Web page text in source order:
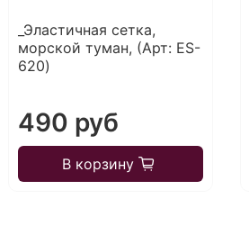
_Эластичная сетка,
морской туман, (Арт: ES-
620)
490 руб
В корзину